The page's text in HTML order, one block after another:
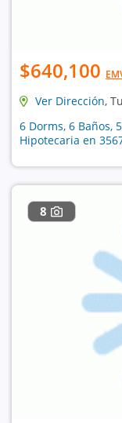
$640,100
Ver Dirección,
6 Dorms, 6 Baños,
Hipotecaria en
8